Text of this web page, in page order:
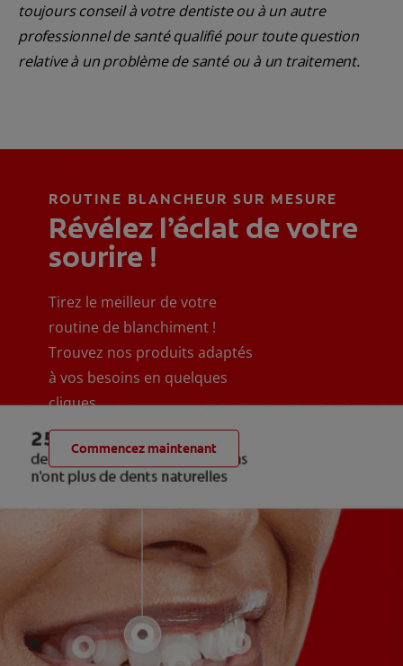
toujours conseil à votre dentiste ou à un autre
professionnel de santé qualifié pour toute question
relative à un problème de santé ou à un traitement.
ROUTINE BLANCHEUR SUR MESURE
Révélez l’éclat de votre
sourire !
Tirez le meilleur de votre
routine de blanchiment !
Trouvez nos produits adaptés
à vos besoins en quelques
cliques
Commencez maintenant